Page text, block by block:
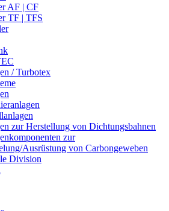
AF | CF
TF | TFS
/ Turbotex
zur Herstellung von Dichtungsbahnen
zur
Ausrüstung von Carbongeweben
Division